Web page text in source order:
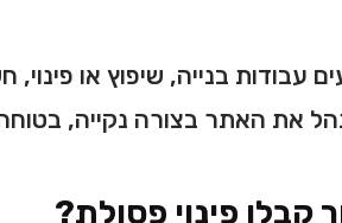
עבודות בנייה, שיפוץ או פינוי,
את האתר בצורה נקייה, בטוחה
קבלן פינוי פסולת?